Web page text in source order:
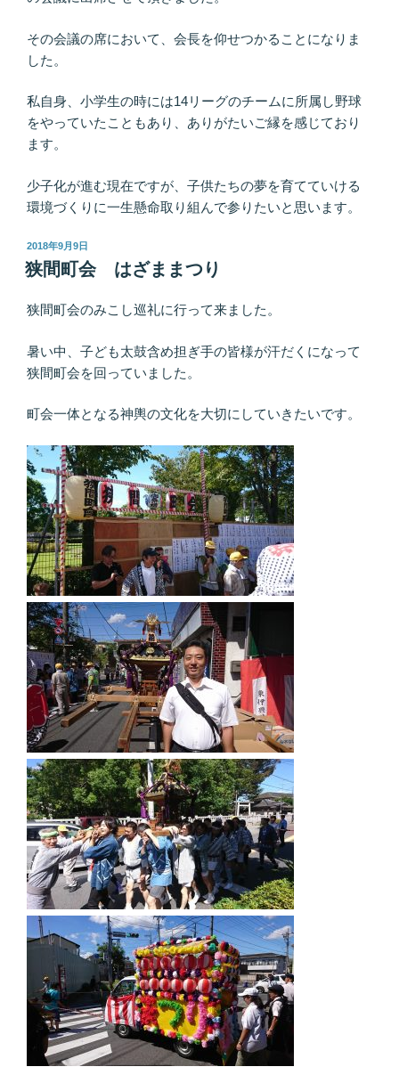
その会議の席において、会長を仰せつかることになりま
した。
私自身、小学生の時には14リーグのチームに所属し野球
をやっていたこともあり、ありがたいご縁を感じており
ます。
少子化が進む現在ですが、子供たちの夢を育てていける
環境づくりに一生懸命取り組んで参りたいと思います。
投
稿
日:
2018年9月9日
狭間町会 はざままつり
狭間町会のみこし巡礼に行って来ました。
暑い中、子ども太鼓含め担ぎ手の皆様が汗だくになって
狭間町会を回っていました。
町会一体となる神輿の文化を大切にしていきたいです。